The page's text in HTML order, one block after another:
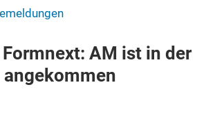
AM ist in der